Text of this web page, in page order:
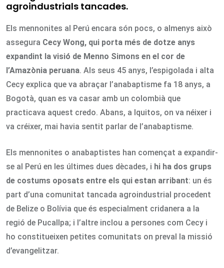
agroindustrials tancades.
Els mennonites al Perú encara són pocs, o almenys això
assegura Cecy Wong, qui porta més de dotze anys
expandint la visió de Menno Simons en el cor de
l’Amazònia peruana. Als seus 45 anys, l’espigolada i alta
Cecy explica que va abraçar l’anabaptisme fa 18 anys, a
Bogotà, quan es va casar amb un colombià que
practicava aquest credo. Abans, a Iquitos, on va néixer i
va créixer, mai havia sentit parlar de l’anabaptisme.
Els mennonites o anabaptistes han començat a expandir-
se al Perú en les últimes dues dècades, i hi ha dos grups
de costums oposats entre els qui estan arribant: un és
part d’una comunitat tancada agroindustrial procedent
de Belize o Bolívia que és especialment cridanera a la
regió de Pucallpa; i l’altre inclou a persones com Cecy i
ho constitueixen petites comunitats on preval la missió
d’evangelitzar.